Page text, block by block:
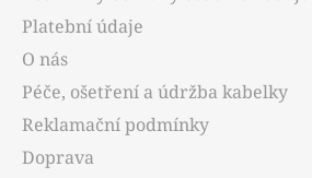
Platební údaje
O nás
Péče, ošetření a údržba kabelky
Reklamační podmínky
Doprava